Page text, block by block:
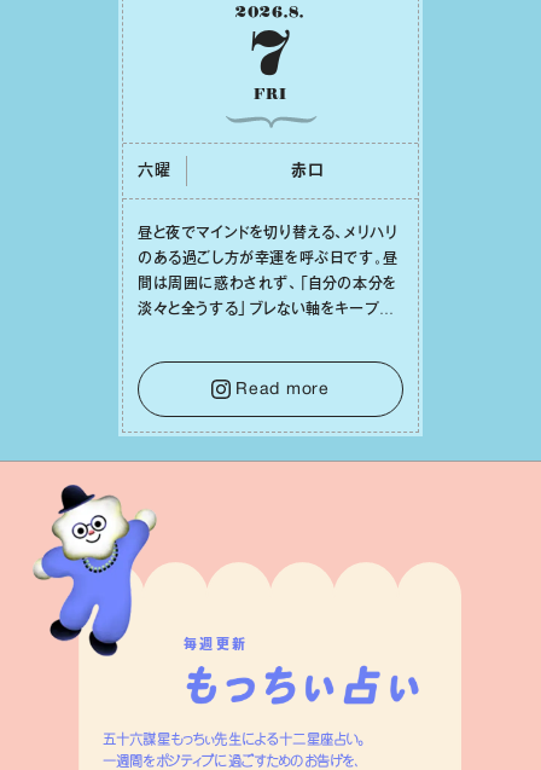
2026.8.
7
FRI
六曜 ⾚⼝
昼と夜でマインドを切り替える、メリハリ
のある過ごし⽅が幸運を呼ぶ⽇です。昼
間は周囲に惑わされず、「⾃分の本分を
淡々と全うする」ブレない軸をキープし
⾔葉に流されないよう、⼼にしっかりブ
レーキをかけること。この意識の切り替
えが、あなたに確かな安⼼感をもたらす
はずです。
Read more
毎週更新
五十六謀星もっちぃ先生による十二星座占い。
一週間をポジティブに過ごすためのお告げを、